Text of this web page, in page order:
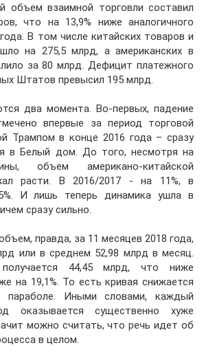
объем взаимной торговли составил
что на 13,9% ниже аналогичного
В том числе китайских товаров и
на 275,5 млрд, а американских в
за 80 млрд. Дефицит платежного
Штатов превысил 195 млрд.
два момента. Во-первых, падение
впервые за период торговой
Трампом в конце 2016 года – сразу
в Белый дом. До того, несмотря на
объем американо-китайской
расти. В 2016/2017 - на 11%, в
И лишь теперь динамика ушла в
сразу сильно.
правда, за 11 месяцев 2018 года,
или в среднем 52,98 млрд в месяц.
44,45 млрд, что ниже
на 19,1%. То есть кривая снижается
Иными словами, каждый
оказывается существенно хуже
можно считать, что речь идет об
в целом.